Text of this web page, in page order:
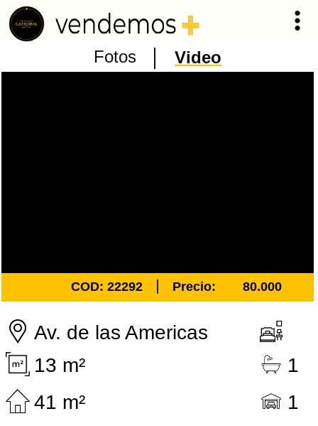
Fotos Video
COD: 22292 Precio: 80.000
Av. de las Americas
13 m²
1
41 m²
1